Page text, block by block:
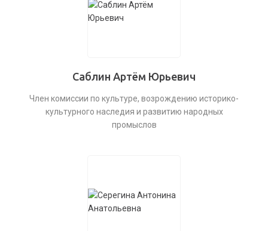
Саблин Артём Юрьевич
Член комиссии по культуре, возрождению историко-
культурного наследия и развитию народных
промыслов